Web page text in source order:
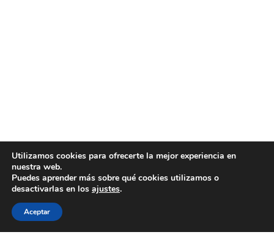
GRI Renewable
Utilizamos cookies para ofrecerte la mejor experiencia en
nuestra web.
Puedes aprender más sobre qué cookies utilizamos o
desactivarlas en los ajustes.
Aceptar